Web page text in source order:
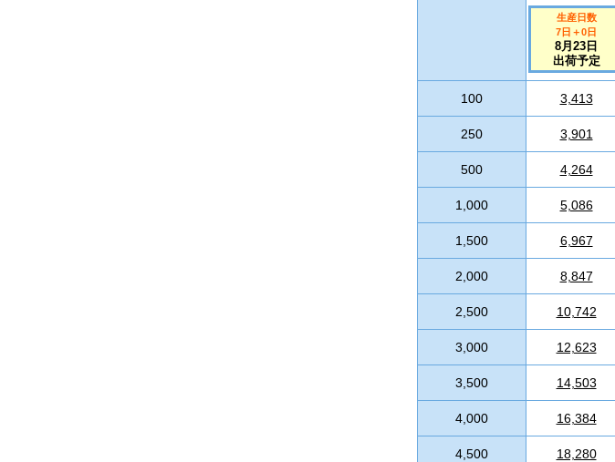
生産日数
7日 ＋0日
8月23日
出荷予定
100 3,413
250 3,901
500 4,264
1,000 5,086
1,500 6,967
2,000 8,847
2,500 10,742
3,000 12,623
3,500 14,503
4,000 16,384
4,500 18,280